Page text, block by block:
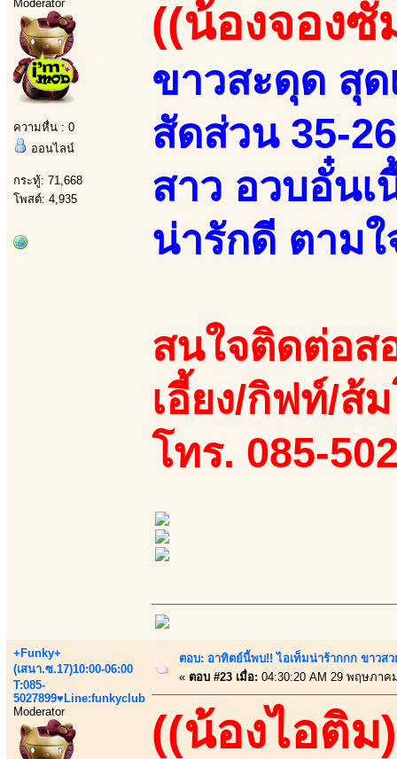
Moderator
ความหื่น : 0
ออนไลน์
กระทู้: 71,668
โพสต์: 4,935
((น้องจองซั
ขาวสะดุด สุด
สัดส่วน 35-
สาว อวบอั๋น
น่ารักดี ตามใ
สนใจติดต่อส
เอี้ยง/กิฟท์/ส้
โทร. 085-
+Funky+
(เสนา.ซ.17)10:00-06:00
T:085-
5027899♥Line:funkyclub
Moderator
ตอบ: อาทิตย์นี้พบ!! ไอเท็มน่าร้ากกก ขาวส
« ตอบ #23 เมื่อ: 04:30:20 AM 29 พฤษภาค
((น้องไอติม)